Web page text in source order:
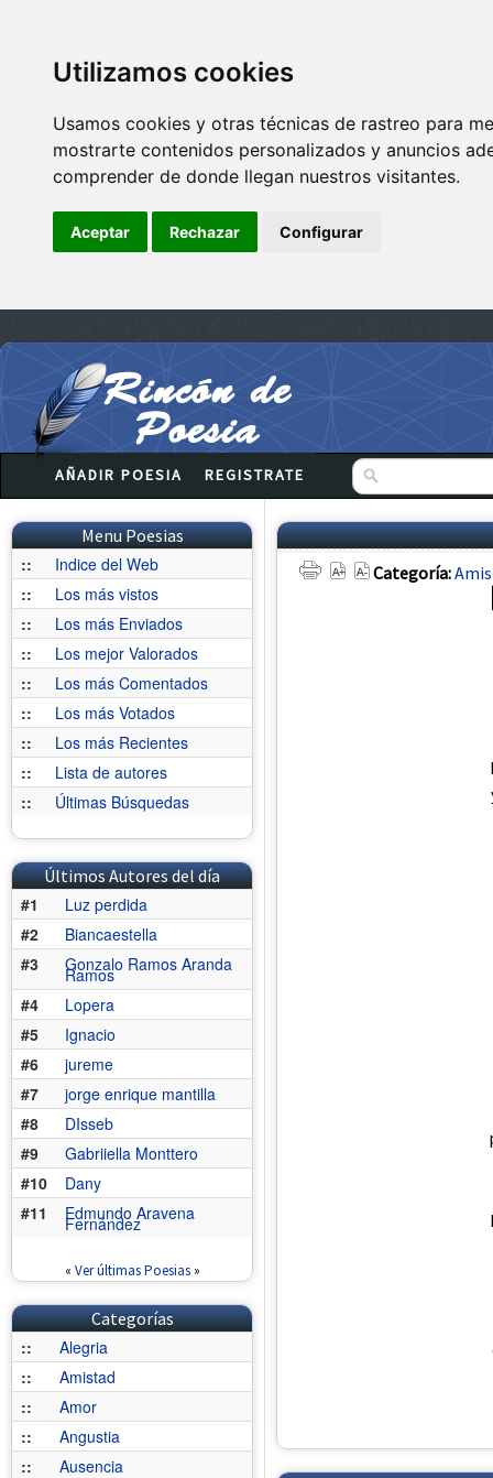
Utilizamos cookies
Usamos cookies y otras técnicas de rastreo para
mostrarte contenidos personalizados y anuncios
comprender de donde llegan nuestros visitantes.
Aceptar Rechazar Configurar
AÑADIR POESIA REGISTRATE
Menu Poesias
::
Indice del Web
::
Los más vistos
::
Los más Enviados
::
Los mejor Valorados
::
Los más Comentados
::
Los más Votados
::
Los más Recientes
::
Lista de autores
::
Últimas Búsquedas
Últimos Autores del día
#1
Luz perdida
#2
Biancaestella
#3
Gonzalo Ramos Aranda
Ramos
#4
Lopera
#5
Ignacio
#6
jureme
#7
jorge enrique mantilla
#8
DIsseb
#9
Gabriiella Monttero
#10
Dany
#11
Edmundo Aravena
Fernández
« Ver últimas Poesias»
Categorías
::
Alegria
::
Amistad
::
Amor
::
Angustia
::
Ausencia
Categoría: